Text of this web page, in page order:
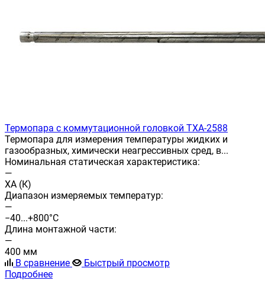
Термопара с коммутационной головкой ТХА-2588
Термопара для измерения температуры жидких и
газообразных, химически неагрессивных сред, в...
Номинальная статическая характеристика:
—
ХА (К)
Диапазон измеряемых температур:
—
−40...+800°С
Длина монтажной части:
—
400 мм
В сравнение
Быстрый просмотр
Подробнее